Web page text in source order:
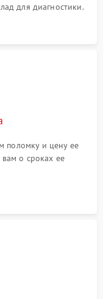
для диагностики.
поломку и цену ее
о сроках ее